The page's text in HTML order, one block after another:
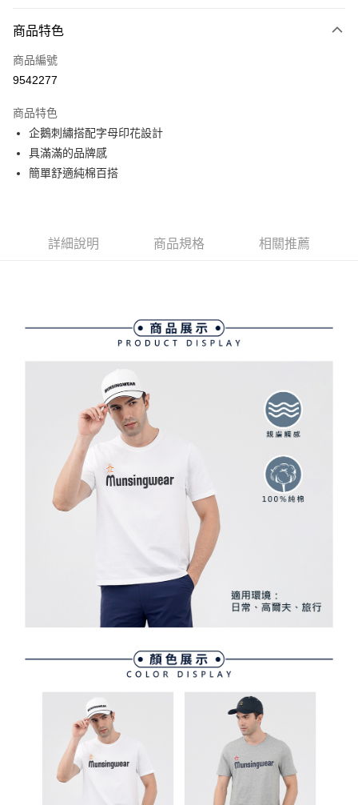
LINE Pay
Apple Pay
悠遊付
大哥付你分期
相關說明
成交易。
1.分期款項不併入電信帳單，「大哥付你分期」於每月結算日後寄送繳費提
2.透過簡訊連結打開帳單後，可選擇「超商條碼／台灣大直營門市／銀行轉
帳／街口支付／iPASS MONEY」等通路繳費。
1.本服務係由「台灣大哥大股份有限公司」（以下簡稱本公司）所提供，讓
用戶於交易時，得透過本服務購買商品或服務，並由商店將買賣／分期付款
買賣價金債權讓與本公司後，依約使用本公司帳單繳交帳款。
2.基於同意付款使用「大哥付你分期」之契約關係目的，商店將以您的個人
資料（包含姓名、電話或地址）提供予台灣大哥大進項蒐集、處理及利用，
由本公司與您本人進行分期帳單所需資料之確認、核對及更正。
3.完整用戶服務條款，請詳閱以下連結： https://oppay.tw/userRule
【關於「AFTEE先享後付」】
AFTEE先享後付是「在收到商品之後才付款」的支付方式。 讓您購物簡單
【「AFTEE先享後付」結帳流程】
２．訂單成立數日內，您將收到繳費通知簡訊。
３．收到繳費通知簡訊後14天內，點擊此簡訊中的連結，可透過四大超商／
ATM／網路銀行／等多元方式進行付款，方視為交易完成。
※ 請注意：結帳手續完成當下不需立刻繳費，但若您需要取消訂單，請聯絡
購買商品的店家。未經商家同意取消之訂單仍視為有效，需透過AFTEE先享
後付繳納相關費用。
※ 交易是否成功請以「AFTEE先享後付 」之結帳頁面顯示為準，若有關於
是否繳費成功／繳費後需取消欲退款等相關疑問，請聯繫「AFTEE先享後付
客戶支援中心」https://netprotections.freshdesk.com/support/home
１．透過由恩沛科技股份有限公司提供之「AFTEE先享後付」服務完成之交
易，需依本服務之必要範圍內提供個人資料，並將交易相關給付款項請求債
權轉讓予恩沛科技股份有限公司。
２．關於個人資料處理事宜，請瀏覽以下網址：
https://aftee.tw/terms/#terms3
３．未成年的使用者請事先徵得法定代理人或監護人之同意方可使用
「AFTEE先享後付」，若未經同意申辦者引起之損失，本公司不負相關責
４．使用「AFTEE先享後付」時，將依據個別帳號之用戶狀況，依本公司即
時審查核予不同之上限額度；若仍有額度不足之情形，本公司將視審查結果
５．嚴禁一人註冊多個帳號或使用他人資訊註冊。若發現惡意使用之情形，
恩沛科技股份有限公司將有權停止該用戶之使用額度並採取法律行動。
ATM付款
每筆NT$80，滿NT$2,000(含以上)免運費
每筆NT$80，滿NT$2,000(含以上)免運費
萊爾富取貨付款
每筆NT$80，滿NT$2,000(含以上)免運費
付款後萊爾富取貨
每筆NT$80，滿NT$2,000(含以上)免運費
每筆NT$80，滿NT$2,000(含以上)免運費
每筆NT$80，滿NT$2,000(含以上)免運費
每筆NT$280，滿NT$2,000(含以上)免運費
商品特色
商品編號
9542277
商品特色
企鵝刺繡搭配字母印花設計
具滿滿的品牌感
簡單舒適純棉百搭
詳細說明 商品規格 相關推薦